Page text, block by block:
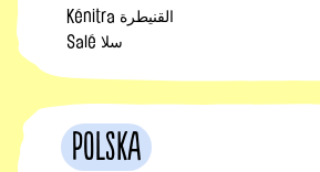
Kénitra القنيطرة
Salé سلا
Polska